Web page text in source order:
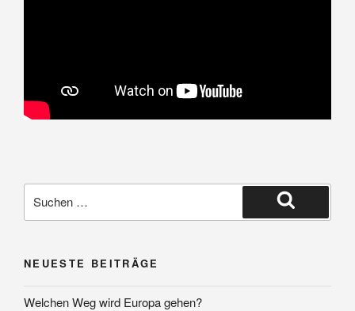
nach:
Suchen
NEUESTE BEITRÄGE
Welchen Weg wird Europa gehen?